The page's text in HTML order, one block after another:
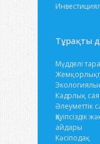
Тұрақты
Мүдделі
Кадрлық
Әлеуметтік
Қауіпсіздік
айдары
Кәсіподақ